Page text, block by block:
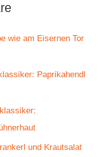
wie am Eisernen Tor
Paprikahendl
und Krautsalat